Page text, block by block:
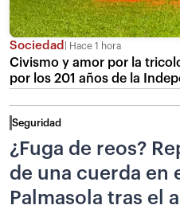
Sociedad Hace 1 hora
Civismo y amor por la
por los 201 años de la
Seguridad
¿Fuga de reos?
de una cuerda en
Palmasola tras el